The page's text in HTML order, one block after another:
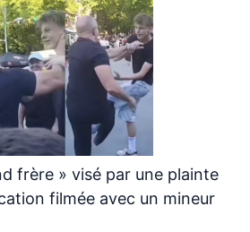
frère » visé par une plainte
filmée avec un mineur